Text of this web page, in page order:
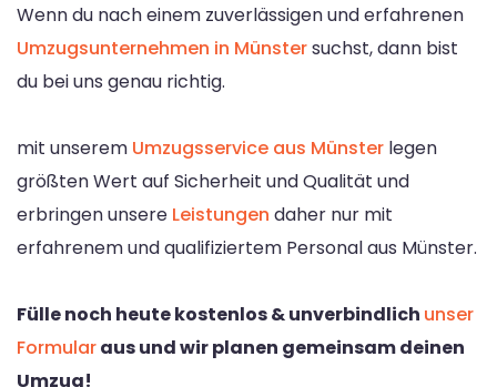
Wenn du nach einem zuverlässigen und erfahrenen
Umzugsunternehmen in Münstersuchst, dann bist
du bei uns genau richtig.
mit unserem Umzugsservice aus Münster legen
größten Wert auf Sicherheit und Qualität und
erbringen unsere Leistungen daher nur mit
erfahrenem und qualifiziertem Personal aus Münster.
Fülle noch heute kostenlos & unverbindlich unser
Formularaus und wir planen gemeinsam deinen
Umzug!